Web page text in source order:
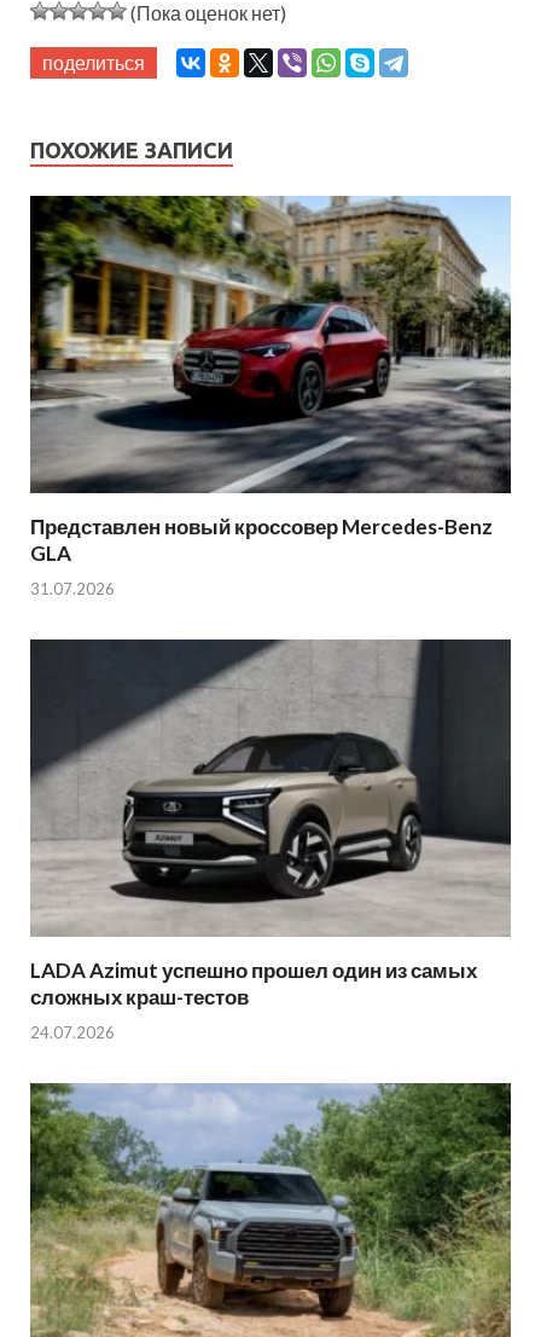
(Пока оценок нет)
поделиться
ПОХОЖИЕ ЗАПИСИ
Представлен новый кроссовер Mercedes-Benz
GLA
31.07.2026
LADA Azimut успешно прошел один из самых
сложных краш-тестов
24.07.2026